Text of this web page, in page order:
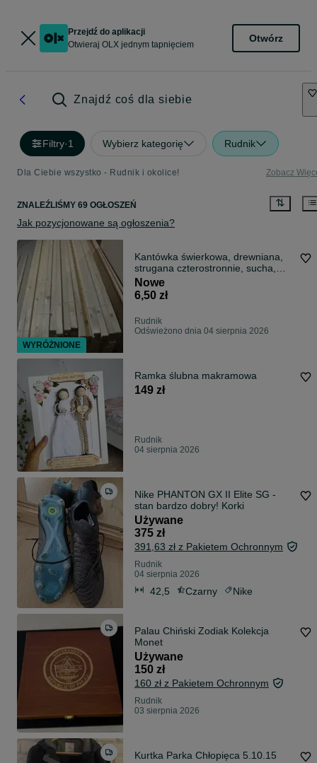
Przejdź do aplikacji
Otwieraj OLX jednym tapnięciem
Otwórz
Znajdź coś dla siebie
Filtry·1 Wybierz kategorię Rudnik
Dla Ciebie wszystko - Rudnik i okolice! Zobacz
ZNALEŹLIŚMY 69 OGŁOSZEŃ
Jak pozycjonowane są ogłoszenia?
Kantówka świerkowa, drewniana,
strugana czterostronnie, sucha,
łata,
Nowe
6,50 zł
Rudnik
Odświeżono dnia 04 sierpnia 2026
Ramka ślubna makramowa
149 zł
Rudnik
04 sierpnia 2026
Nike PHANTON GX II Elite SG -
stan bardzo dobry! Korki
Używane
375 zł
391,63 zł z Pakietem Ochronnym
Rudnik
04 sierpnia 2026
42,5 Czarny Nike
Palau Chiński Zodiak Kolekcja
Monet
Używane
150 zł
160 zł z Pakietem Ochronnym
Rudnik
03 sierpnia 2026
Kurtka Parka Chłopięca 5.10.15
WYRÓŻNIONE